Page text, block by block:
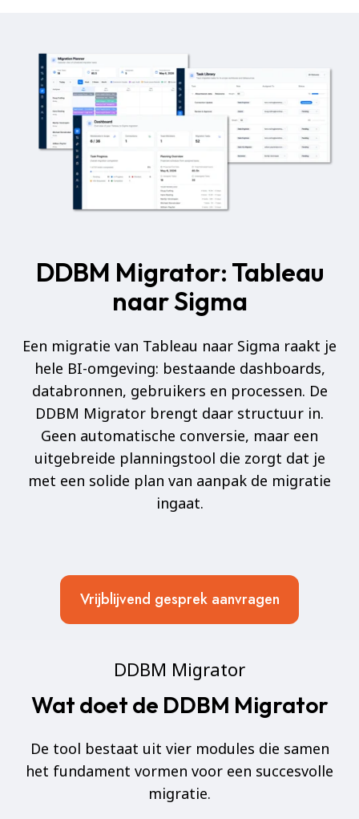
DDBM Migrator: Tableau
naar Sigma
Een migratie van Tableau naar Sigma raakt je
hele BI-omgeving: bestaande dashboards,
databronnen, gebruikers en processen. De
DDBM Migrator brengt daar structuur in.
Geen automatische conversie, maar een
uitgebreide planningstool die zorgt dat je
met een solide plan van aanpak de migratie
ingaat.
Vrijblijvend gesprek aanvragen
DDBM Migrator
Wat doet de DDBM Migrator
De tool bestaat uit vier modules die samen
het fundament vormen voor een succesvolle
migratie.